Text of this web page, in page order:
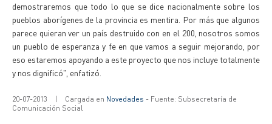
demostraremos que todo lo que se dice nacionalmente sobre los
pueblos aborígenes de la provincia es mentira. Por más que algunos
parece quieran ver un país destruido con en el 200, nosotros somos
un pueblo de esperanza y fe en que vamos a seguir mejorando, por
eso estaremos apoyando a este proyecto que nos incluye totalmente
y nos dignificó", enfatizó.
20-07-2013 | Cargada en Novedades - Fuente: Subsecretaría de
Comunicación Social